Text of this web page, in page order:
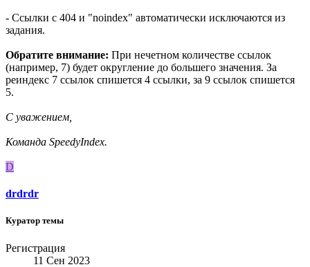
- Ссылки с 404 и "noindex" автоматически исключаются из
задания.
Обратите внимание: При нечетном количестве ссылок
(например, 7) будет округление до большего значения. За
реиндекс 7 ссылок спишется 4 ссылки, за 9 ссылок спишется
5.
С уважением,
Команда SpeedyIndex.
D
drdrdr
Куратор темы
Регистрация
11 Сен 2023